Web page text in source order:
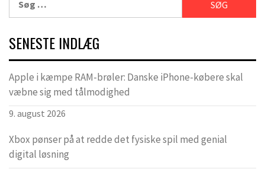
efter:
SENESTE INDLÆG
Apple i kæmpe RAM-brøler: Danske iPhone-købere skal
væbne sig med tålmodighed
9. august 2026
Xbox pønser på at redde det fysiske spil med genial
digital løsning